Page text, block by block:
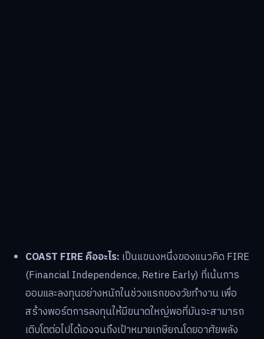
COAST FIRE คืออะไร: เป็นแขนงหนึ่งของแนวคิด FIRE
(Financial Independence, Retire Early) ที่เน้นการ
ออมและลงทุนอย่างหนักในช่วงแรกของวัยทำงาน เพื่อ
สร้างพอร์ตการลงทุนให้มีขนาดใหญ่พอที่มันจะสามารถ
เติบโตต่อไปได้เองจนถึงเป้าหมายเกษียณโดยอาศัยพลัง